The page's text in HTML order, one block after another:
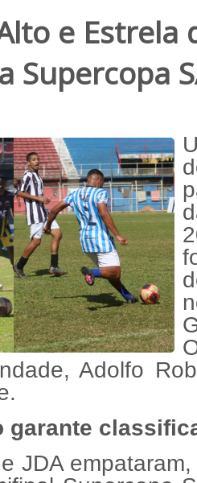
e Estrela
Supercopa
Adolfo
garante
JDA